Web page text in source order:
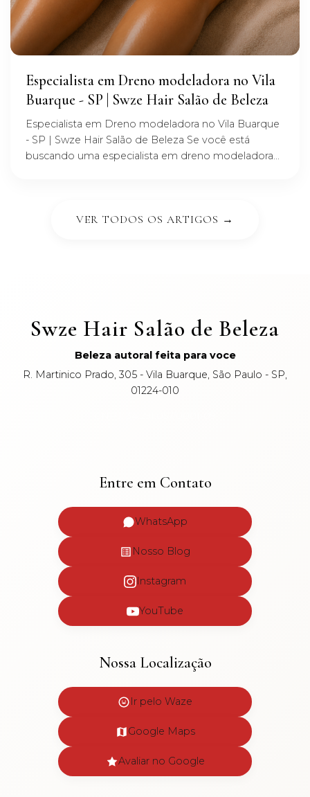
Especialista em Dreno modeladora no Vila
Buarque - SP | Swze Hair Salão de Beleza
Especialista em Dreno modeladora no Vila Buarque
- SP | Swze Hair Salão de Beleza Se você está
buscando uma especialista em dreno modeladora...
VER TODOS OS ARTIGOS →
Swze Hair Salão de Beleza
Beleza autoral feita para voce
R. Martinico Prado, 305 - Vila Buarque, São Paulo - SP,
01224-010
Entre em Contato
WhatsApp
Nosso Blog
Instagram
YouTube
Nossa Localização
Ir pelo Waze
Google Maps
Avaliar no Google